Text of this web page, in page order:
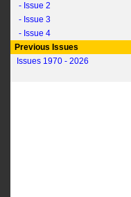
- Issue 2
- Issue 3
- Issue 4
Previous Issues
Issues 1970 - 2026